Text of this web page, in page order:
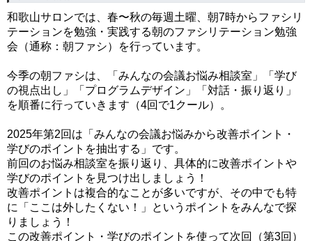
和歌山サロンでは、春〜秋の毎週土曜、朝7時からファシリ
テーションを勉強・実践する朝のファシリテーション勉強
会（通称：朝ファシ）を行っています。
今季の朝ファシは、「みんなの会議お悩み相談室」「学び
の視点出し」「プログラムデザイン」「対話・振り返り」
を順番に行っていきます（4回で1クール）。
2025年第2回は 「 みんなの会議お悩みから改善ポイント・
学びのポイントを抽出する」です。
前回のお悩み相談室を振り返り、具体的に改善ポイントや
学びのポイントを見つけ出しましょう！
改善ポイントは複合的なことが多いですが、その中でも特
に「ここは外したくない！」というポイントをみんなで探
りましょう！
この改善ポイント・学びのポイントを使って次回（第3回）